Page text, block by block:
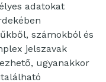
adatokat
számokból és
jelszavak
ugyanakkor